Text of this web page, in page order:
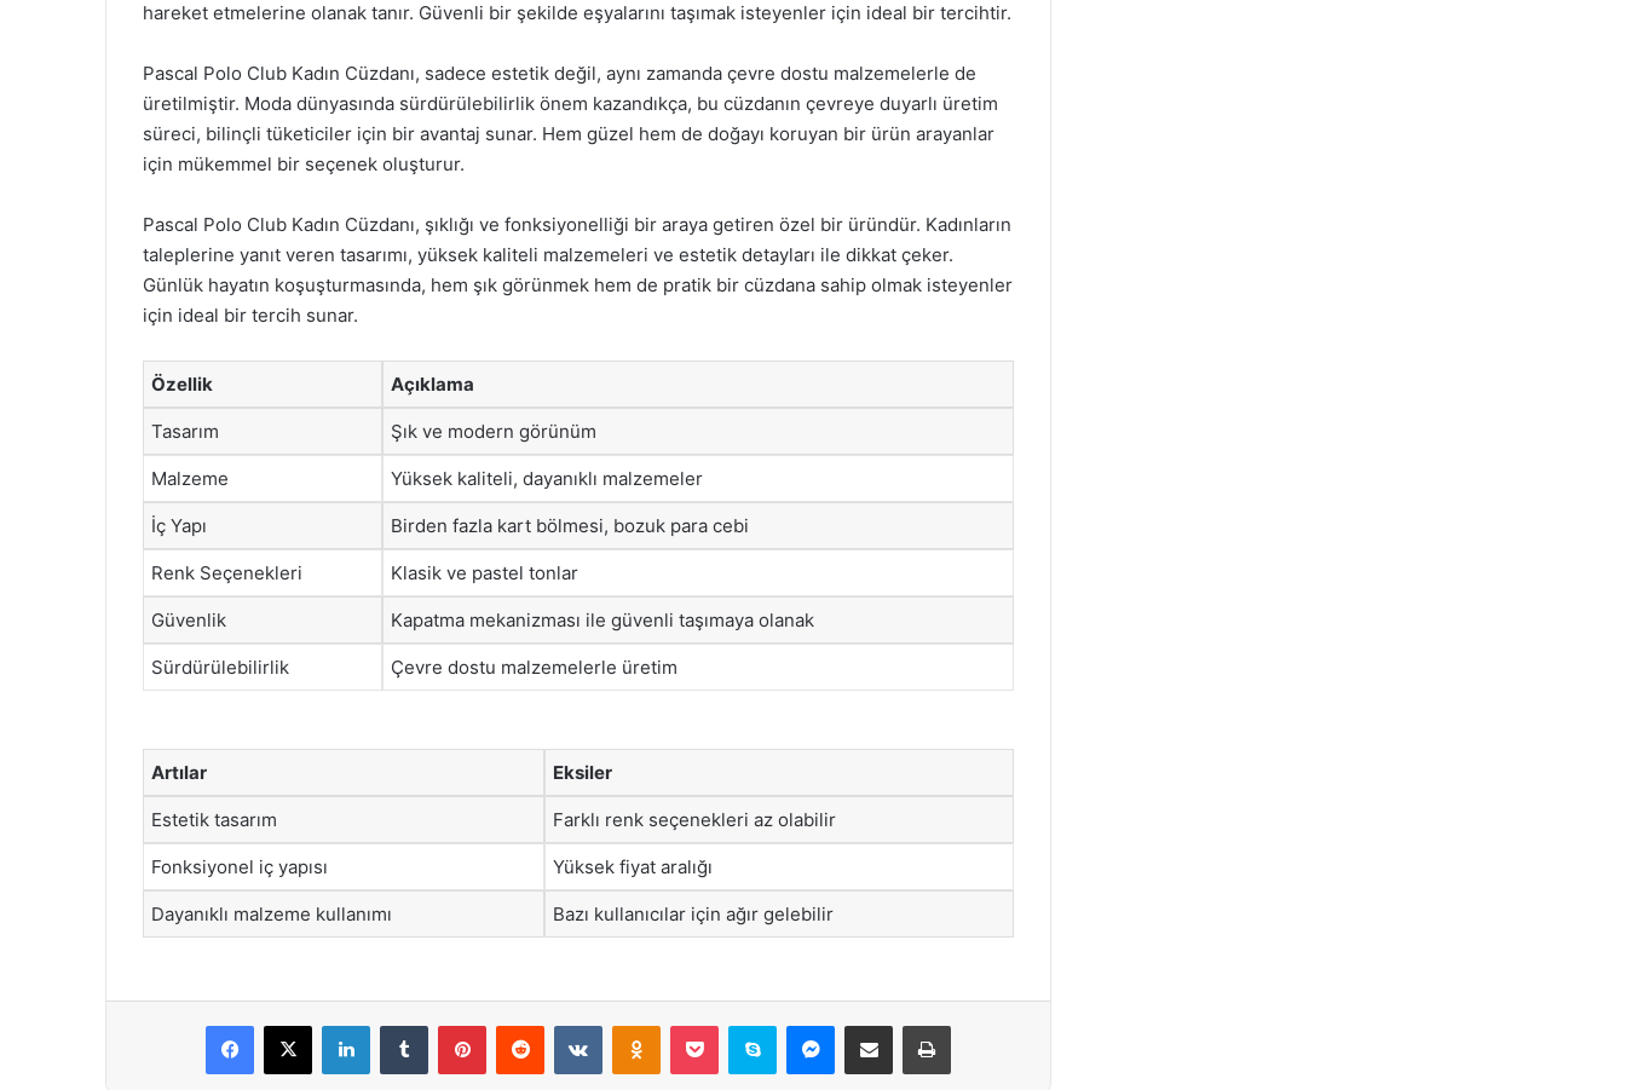
hareket etmelerine olanak tanır. Güvenli bir şekilde eşyalarını taşımak isteyenler için ideal bir tercihtir.
Pascal Polo Club Kadın Cüzdanı, sadece estetik değil, aynı zamanda çevre dostu malzemelerle de
üretilmiştir. Moda dünyasında sürdürülebilirlik önem kazandıkça, bu cüzdanın çevreye duyarlı üretim
süreci, bilinçli tüketiciler için bir avantaj sunar. Hem güzel hem de doğayı koruyan bir ürün arayanlar
için mükemmel bir seçenek oluşturur.
Pascal Polo Club Kadın Cüzdanı, şıklığı ve fonksiyonelliği bir araya getiren özel bir üründür. Kadınların
taleplerine yanıt veren tasarımı, yüksek kaliteli malzemeleri ve estetik detayları ile dikkat çeker.
Günlük hayatın koşuşturmasında, hem şık görünmek hem de pratik bir cüzdana sahip olmak isteyenler
için ideal bir tercih sunar.
Özellik Açıklama
Tasarım Şık ve modern görünüm
Malzeme Yüksek kaliteli, dayanıklı malzemeler
İç Yapı Birden fazla kart bölmesi, bozuk para cebi
Renk Seçenekleri Klasik ve pastel tonlar
Güvenlik Kapatma mekanizması ile güvenli taşımaya olanak
Sürdürülebilirlik Çevre dostu malzemelerle üretim
Artılar Eksiler
Estetik tasarım Farklı renk seçenekleri az olabilir
Fonksiyonel iç yapısı Yüksek fiyat aralığı
Dayanıklı malzeme kullanımı Bazı kullanıcılar için ağır gelebilir
Facebook
X LinkedInTumblr PinterestReddit VKontakteOdnoklassniki
Pocket Skype Messenger
E-Posta ile paylaş Yazdır